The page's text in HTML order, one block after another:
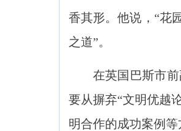
香其形。他说，“花
之道”。
在英国巴斯市
要从摒弃“文明优越
明合作的成功案例